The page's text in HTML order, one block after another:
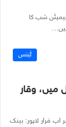
شپ کا
ٹٰینس
میں، وقار
اپ قرار لاہور: بینک